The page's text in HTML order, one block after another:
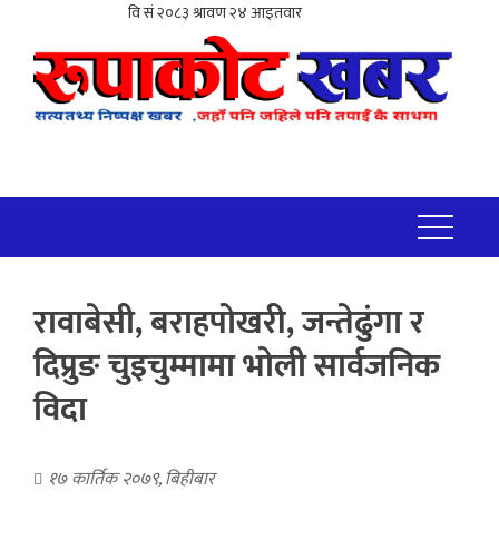
रावाबेसी, बराहपोखरी, जन्तेढुंगा र
दिप्रुङ चुइचुम्मामा भोली सार्वजनिक
विदा
१७ कार्तिक २०७९, बिहीबार